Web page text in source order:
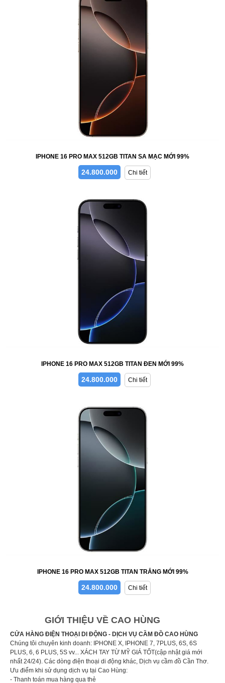
IPHONE 16 PRO MAX 512GB TITAN SA MẠC MỚI 99%
24.800.000 Chi tiết
IPHONE 16 PRO MAX 512GB TITAN ĐEN MỚI 99%
24.800.000 Chi tiết
IPHONE 16 PRO MAX 512GB TITAN TRẮNG MỚI 99%
24.800.000 Chi tiết
GIỚI THIỆU VỀ CAO HÙNG
CỬA HÀNG ĐIỆN THOẠI DI ĐỘNG - DỊCH VỤ CẦM ĐỒ CAO HÙNG
Chúng tôi chuyên kinh doanh: IPHONE X, IPHONE 7, 7PLUS, 6S, 6S
PLUS, 6, 6 PLUS, 5S vv... XÁCH TAY TỪ MỸ GIÁ TỐT(cập nhật giá mới
nhất 24/24). Các dòng điện thoại di động khác, Dịch vụ cầm đồ Cần Thơ.
Ưu điểm khi sử dụng dịch vụ tại Cao Hùng:
- Thanh toán mua hàng qua thẻ